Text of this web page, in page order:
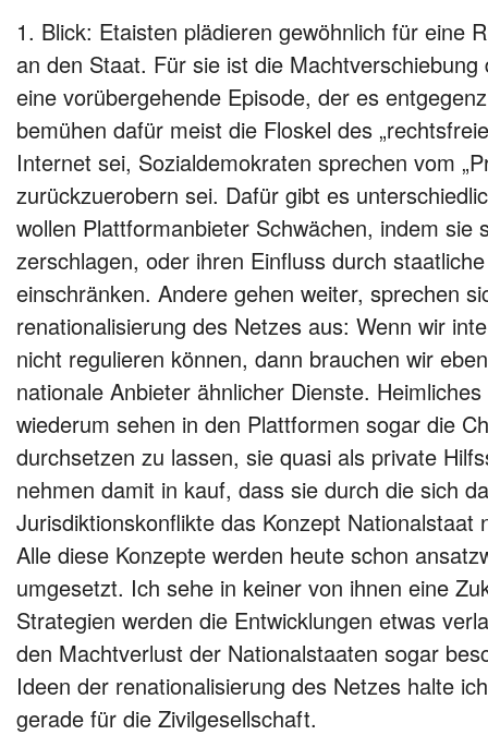
1. Blick: Etaisten plädieren gewöhnlich für eine
an den Staat. Für sie ist die
eine vorübergehende Episode, der es
bemühen dafür meist die Floskel des
Internet sei, Sozialdemokraten sprechen vom
zurückzuerobern sei. Dafür gibt es
wollen Plattformanbieter Schwächen, indem sie
zerschlagen, oder ihren Einfluss durch
einschränken. Andere gehen weiter, sprechen
renationalisierung des Netzes aus: Wenn wir
nicht regulieren können, dann brauchen wir
nationale Anbieter ähnlicher Dienste.
wiederum sehen in den Plattformen sogar die
durchsetzen zu lassen, sie quasi als private
nehmen damit in kauf, dass sie durch die sich
Jurisdiktionskonflikte das Konzept Nationalstaat
Alle diese Konzepte werden heute schon
umgesetzt. Ich sehe in keiner von ihnen eine
Strategien werden die Entwicklungen etwas
den Machtverlust der Nationalstaaten sogar
Ideen der renationalisierung des Netzes halte
gerade für die Zivilgesellschaft.